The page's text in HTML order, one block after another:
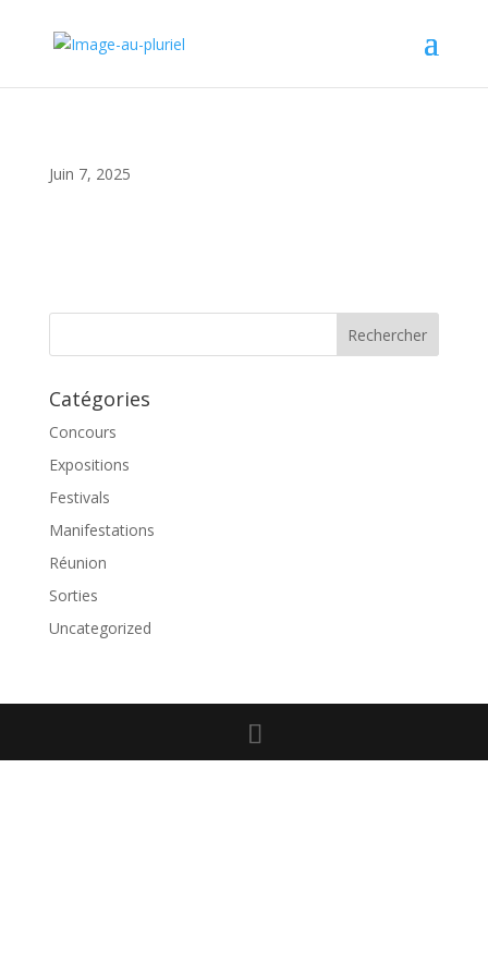
Juin 7, 2025
Catégories
Concours
Expositions
Festivals
Manifestations
Réunion
Sorties
Uncategorized